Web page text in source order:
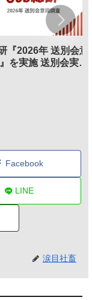
『2026年 送別会意
を実施 送別会実施
Facebook
LINE
涙目社畜